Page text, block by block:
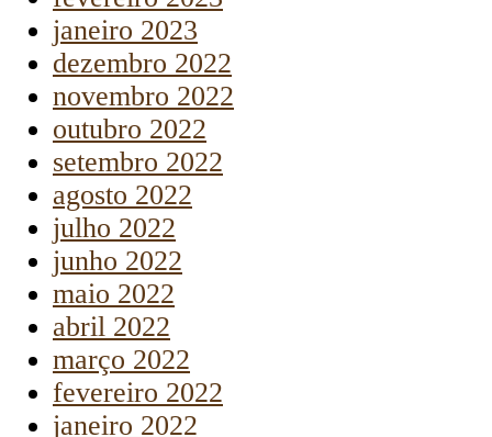
janeiro 2023
dezembro 2022
novembro 2022
outubro 2022
setembro 2022
agosto 2022
julho 2022
junho 2022
maio 2022
abril 2022
março 2022
fevereiro 2022
janeiro 2022